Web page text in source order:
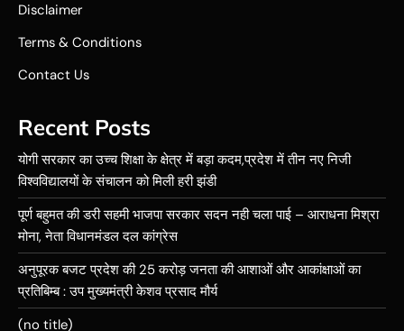
Disclaimer
Terms & Conditions
Contact Us
Recent Posts
योगी सरकार का उच्च शिक्षा के क्षेत्र में बड़ा कदम,प्रदेश में तीन नए निजी
विश्वविद्यालयों के संचालन को मिली हरी झंडी
पूर्ण बहुमत की डरी सहमी भाजपा सरकार सदन नही चला पाई – आराधना मिश्रा
मोना, नेता विधानमंडल दल कांग्रेस
अनुपूरक बजट प्रदेश की 25 करोड़ जनता की आशाओं और आकांक्षाओं का
प्रतिबिम्ब : उप मुख्यमंत्री केशव प्रसाद मौर्य
(no title)